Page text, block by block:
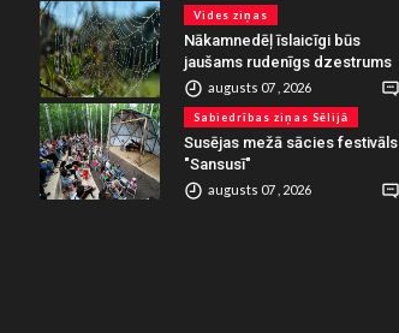
Vides ziņas
Nākamnedēļ īslaicīgi būs
jaušams rudenīgs dzestrums
augusts 07 , 2026
Sabiedrības ziņas Sēlijā
Susējas mežā sācies festivāls
"Sansusī"
augusts 07 , 2026